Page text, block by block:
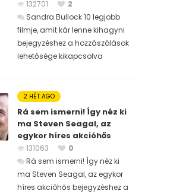
132701
2
Sandra Bullock 10 legjobb
filmje, amit kár lenne kihagyni
bejegyzéshez a hozzászólások
lehetősége kikapcsolva
2 HÉT AGO
Rá sem ismerni! Így néz ki
ma Steven Seagal, az
egykor híres akcióhős
131063
0
Rá sem ismerni! Így néz ki
ma Steven Seagal, az egykor
híres akcióhős bejegyzéshez a